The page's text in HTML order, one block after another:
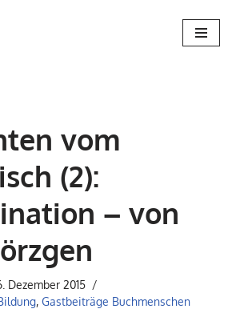
vom
(2):
– von
Dezember 2015
, Gastbeiträge Buchmenschen